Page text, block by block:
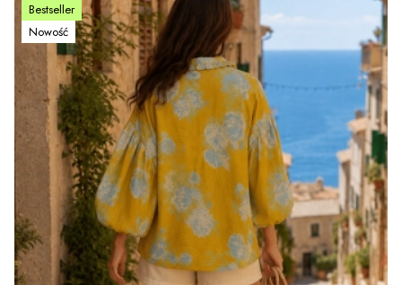
Bestseller
Nowość